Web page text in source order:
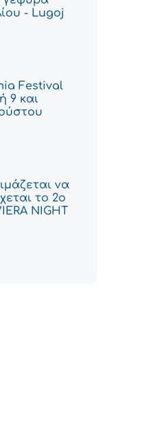
- Lugoj
Festival
9 και
να
το 2ο
NIGHT